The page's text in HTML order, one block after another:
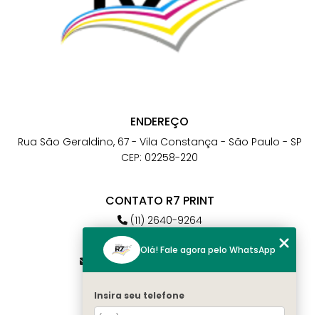
ENDEREÇO
Rua São Geraldino, 67 - Vila Constança - São Paulo - SP
CEP: 02258-220
CONTATO R7 PRINT
(11) 2640-9264
(11) 98784-6664
atendimento@r7print.com.br
MENU
Olá! Fale agora pelo WhatsApp
Insira seu telefone